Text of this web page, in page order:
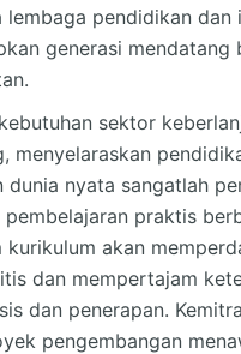
pendidikan dan
generasi mendatang
sektor
menyelaraskan
dunia nyata sangatlah
praktis
kurikulum akan
dan mempertajam
dan penerapan.
pengembangan